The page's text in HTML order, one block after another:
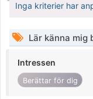
Inga kriterier har
Lär känna mig
Intressen
Berättar för dig